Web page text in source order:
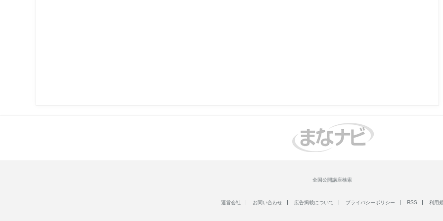
全国公開講座検索
運営会社 お問い合わせ 広告掲載について プライバシーポリシー RSS 利用